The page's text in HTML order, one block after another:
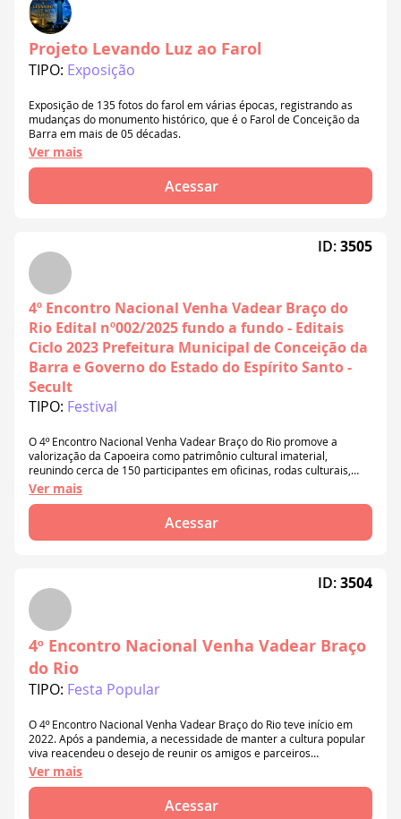
Projeto Levando Luz ao Farol
TIPO: Exposição
Exposição de 135 fotos do farol em várias épocas, registrando as
mudanças do monumento histórico, que é o Farol de Conceição da
Barra em mais de 05 décadas.
Ver mais
Acessar
4º Encontro Nacional Venha Vadear Braço do
Rio Edital nº002/2025 fundo a fundo - Editais
Ciclo 2023 Prefeitura Municipal de Conceição da
Barra e Governo do Estado do Espírito Santo -
Secult
TIPO: Festival
ID:3505
O 4º Encontro Nacional Venha Vadear Braço do Rio promove a
valorização da Capoeira como patrimônio cultural imaterial,
reunindo cerca de 150 participantes em oficinas, rodas culturais,
palestras e graduação. Realizado em Conceição da Barra/ES, o
projeto fortalece a cultura local, incentiva o turismo, movimenta o
comércio e amplia o acesso de crianças e jovens às atividades
Ver mais
Acessar
4º Encontro Nacional Venha Vadear Braço
do Rio
TIPO: Festa Popular
ID:3504
O 4º Encontro Nacional Venha Vadear Braço do Rio teve início em
2022. Após a pandemia, a necessidade de manter a cultura popular
viva reacendeu o desejo de reunir os amigos e parceiros
conquistados ao longo dos anos de prática da Capoeira. Assim,
surgiu a proposta de realizar um encontro com rodas de capoeira,
oficinas de formação e momentos culturais voltados ao
desenvolvimento dos capoeiristas
Ver mais
Acessar